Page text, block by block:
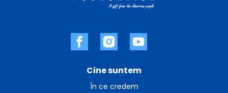
Cine suntem
În ce credem